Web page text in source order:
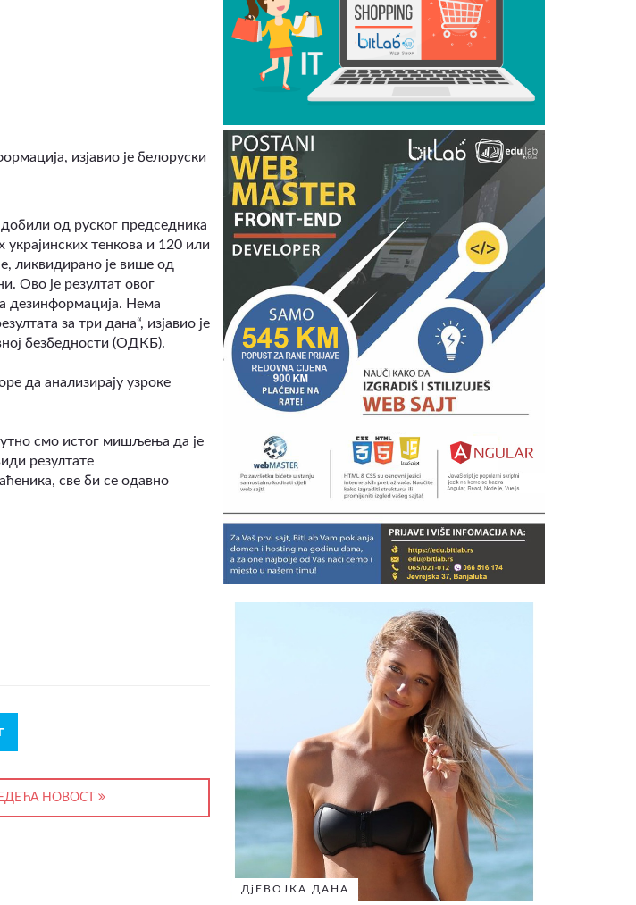
изјавио је белоруски
од руског председника
украјинских тенкова и 120 или
ликвидирано је више од
Ово је резултат овог
дезинформација. Нема
за три дана“, изјавио је
безбедности (ОДКБ).
да анализирају узроке
смо истог мишљења да је
резултате
све би се одавно
НОВОСТ
ДјЕВОЈКА ДАНА